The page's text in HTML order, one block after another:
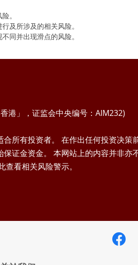
。
及所涉及的相关风险。
同并出现滑点的风险。
港」，证监会中央编号：AIM232)
所有投资者。 在作出任何投资决
证金资金。 本网站上的内容并非
看相关风险警示。